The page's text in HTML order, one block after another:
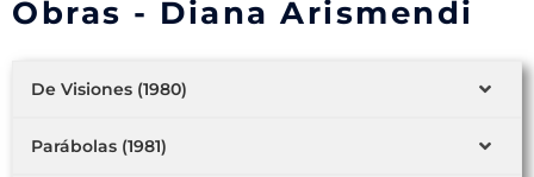
Obras - Diana Arismendi
De Visiones (1980)
Parábolas (1981)